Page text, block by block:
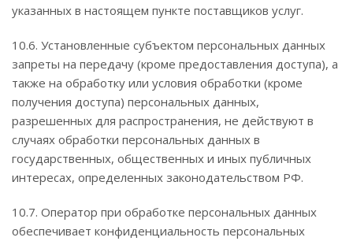
указанных в настоящем пункте поставщиков услуг.
10.6. Установленные субъектом персональных данных
запреты на передачу (кроме предоставления доступа), а
также на обработку или условия обработки (кроме
получения доступа) персональных данных,
разрешенных для распространения, не действуют в
случаях обработки персональных данных в
государственных, общественных и иных публичных
интересах, определенных законодательством РФ.
10.7. Оператор при обработке персональных данных
обеспечивает конфиденциальность персональных